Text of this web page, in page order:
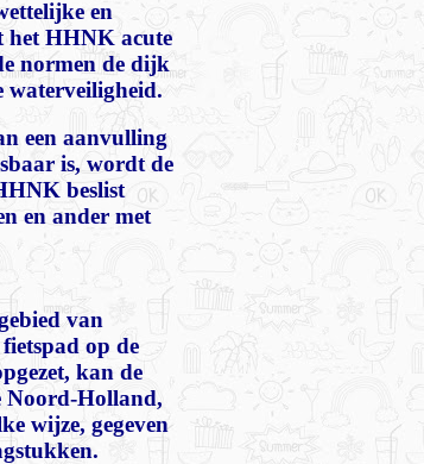
en
het HHNK acute
normen de dijk
een aanvulling
is, wordt de
beslist
en ander met
van
op de
kan de
Noord-Holland,
wijze, gegeven